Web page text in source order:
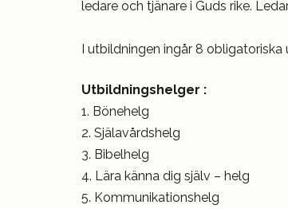
ledare och tjänare i Guds rike.
I utbildningen ingår 8 obligatoriska
Utbildningshelger :
1. Bönehelg
2. Själavårdshelg
3. Bibelhelg
4. Lära känna dig själv – helg
5. Kommunikationshelg